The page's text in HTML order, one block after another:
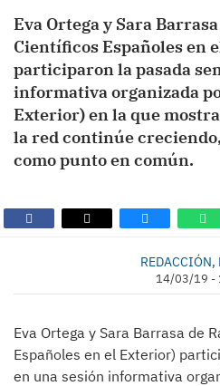
Eva Ortega y Sara
Científicos Españoles en
participaron la pasada
informativa organizada
Exterior) en la que
la red continúe
como punto en común.
REDACCIÓN,
14/03/19 -
Eva Ortega y Sara Barrasa de
Españoles en el Exterior)
en una sesión informativa